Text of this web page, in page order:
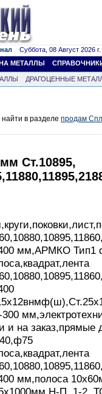
Суббота, 08 Август 2026 г.
МЕТАЛЛЫ
ДРАГОЦЕННЫЕ
в разделе продам
Ст.10895,
мм,АРМКО Тип1
и на заказ,прямые
мм,полоса
Н-П, 1-